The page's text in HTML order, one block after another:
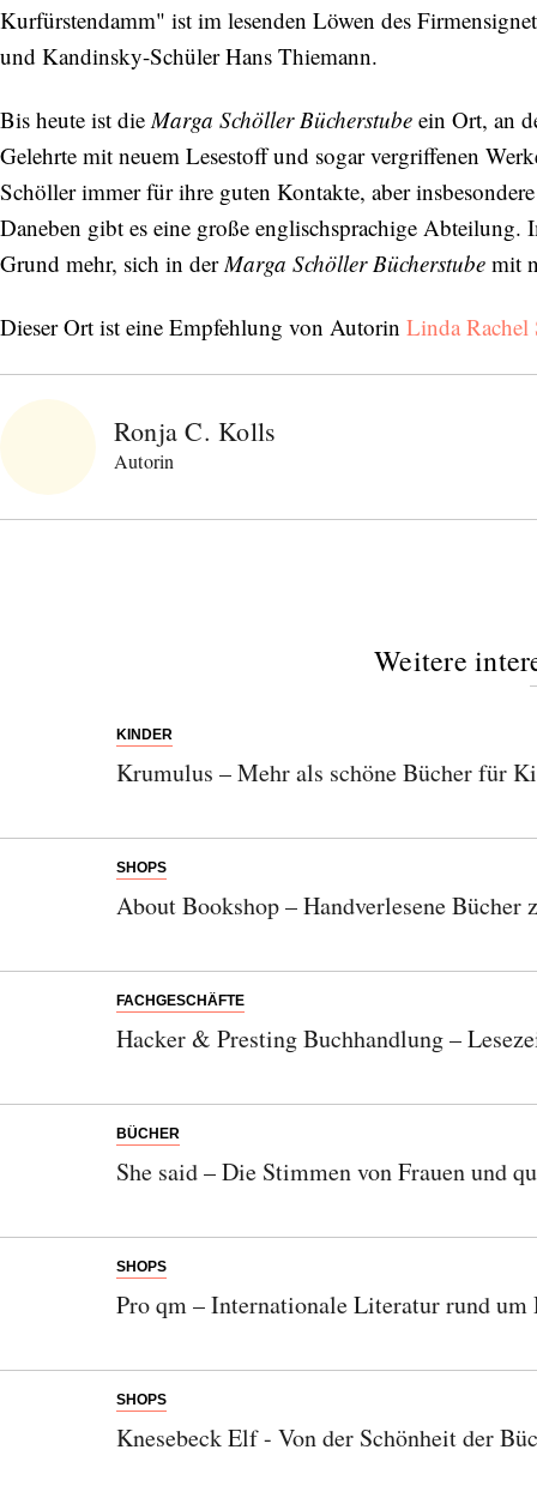
Kurfürstendamm" ist im lesenden Löwen des
und Kandinsky-Schüler Hans Thiemann.
Bis heute ist die Marga Schöller Bücherstube ein Ort, an
Gelehrte mit neuem Lesestoff und sogar vergriffenen
Schöller immer für ihre guten Kontakte, aber
Daneben gibt es eine große englischsprachige
Grund mehr, sich in der Marga Schöller Bücherstube mit
Dieser Ort ist eine Empfehlung von Autorin Linda Rachel
Ronja C. Kolls
Autorin
Weitere
KINDER
Krumulus – Mehr als schöne Bücher für
SHOPS
About Bookshop – Handverlesene Bücher
FACHGESCHÄFTE
Hacker & Presting Buchhandlung –
BÜCHER
She said – Die Stimmen von Frauen und
SHOPS
Pro qm – Internationale Literatur rund
SHOPS
Knesebeck Elf - Von der Schönheit der
Entdecken Sie jede Woche neue schöne
Orte, handverlesene Geheimtipps und
einzigartige Reisen.